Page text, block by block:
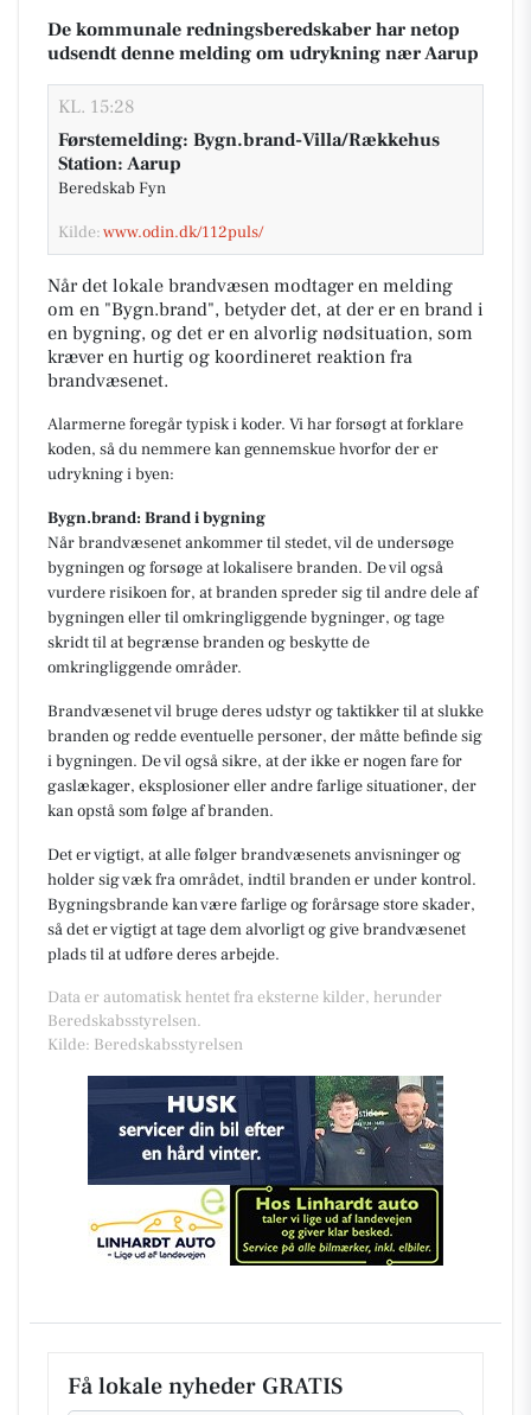
De kommunale redningsberedskaber har netop
udsendt denne melding om udrykning nær Aarup
KL. 15:28
Førstemelding: Bygn.brand-Villa/Rækkehus
Station: Aarup
Beredskab Fyn
Kilde:www.odin.dk/112puls/
Når det lokale brandvæsen modtager en melding
om en "Bygn.brand", betyder det, at der er en brand i
en bygning, og det er en alvorlig nødsituation, som
kræver en hurtig og koordineret reaktion fra
brandvæsenet.
Alarmerne foregår typisk i koder. Vi har forsøgt at forklare
koden, så du nemmere kan gennemskue hvorfor der er
udrykning i byen:
Bygn.brand: Brand i bygning
Når brandvæsenet ankommer til stedet, vil de undersøge
bygningen og forsøge at lokalisere branden. De vil også
vurdere risikoen for, at branden spreder sig til andre dele af
bygningen eller til omkringliggende bygninger, og tage
skridt til at begrænse branden og beskytte de
omkringliggende områder.
Brandvæsenet vil bruge deres udstyr og taktikker til at slukke
branden og redde eventuelle personer, der måtte befinde sig
i bygningen. De vil også sikre, at der ikke er nogen fare for
gaslækager, eksplosioner eller andre farlige situationer, der
kan opstå som følge af branden.
Det er vigtigt, at alle følger brandvæsenets anvisninger og
holder sig væk fra området, indtil branden er under kontrol.
Bygningsbrande kan være farlige og forårsage store skader,
så det er vigtigt at tage dem alvorligt og give brandvæsenet
plads til at udføre deres arbejde.
Data er automatisk hentet fra eksterne kilder, herunder
Beredskabsstyrelsen.
Kilde: Beredskabsstyrelsen
Få lokale nyheder GRATIS